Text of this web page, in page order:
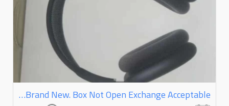
Airpod Max With Smart Case USB C Model. Brand New. Box Not Open Exchange Acceptable